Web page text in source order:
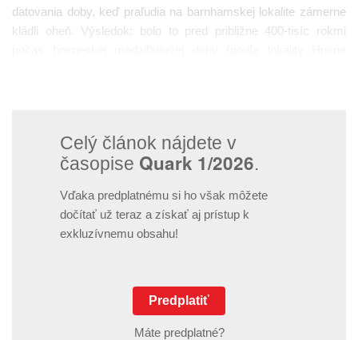
datovania doby, keď praľudia na barnhamskej lokalite zámerne
kládli oheň. Výsledok: bolo to pred približne 400-tisíc rokmi
Celý článok nájdete v
časopise Quark 1/2026.
Vďaka predplatnému si ho však môžete
dočítať už teraz a získať aj prístup k
exkluzívnemu obsahu!
Predplatiť
Máte predplatné?